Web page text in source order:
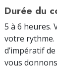
Durée du
5 à 6 heures.
votre rythme.
d’impératif
vous